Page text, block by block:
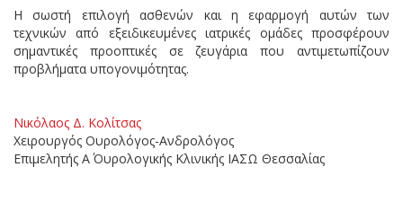
Η σωστή επιλογή ασθενών και η εφαρμογή αυτών των
τεχνικών από εξειδικευμένες ιατρικές ομάδες προσφέρουν
σημαντικές προοπτικές σε ζευγάρια που αντιμετωπίζουν
προβλήματα υπογονιμότητας.
Νικόλαος Δ. Κολίτσας
Χειρουργός Ουρολόγος-Ανδρολόγος
Επιμελητής Α΄ Ουρολογικής Κλινικής ΙΑΣΩ Θεσσαλίας